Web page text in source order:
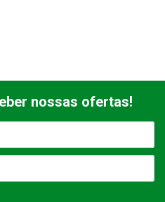
nossas ofertas!